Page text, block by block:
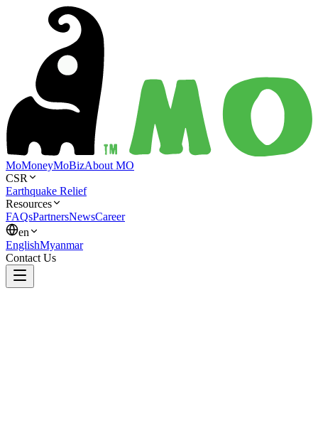
MoMoneyMoBizAbout MO
CSR
Earthquake Relief
Resources
FAQsPartnersNewsCareer
en
EnglishMyanmar
Contact Us